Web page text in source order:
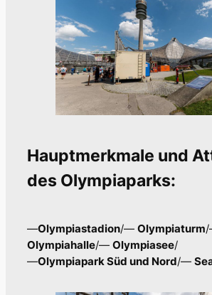
Hauptmerkmale und
des Olympiaparks:
—Olympiastadion/— Olympiaturm
Olympiahalle/— Olympiasee/
—Olympiapark Süd und Nord/—